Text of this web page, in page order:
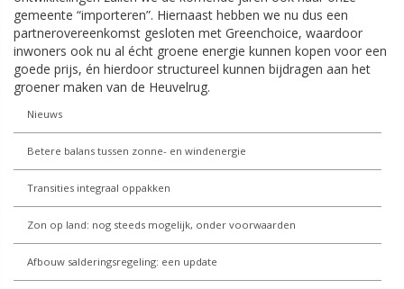
Nieuws
Betere balans tussen zonne- en windenergie
Transities integraal oppakken
Zon op land: nog steeds mogelijk, onder voorwaarden
Afbouw salderingsregeling: een update
gemeente “importeren”. Hiernaast hebben we nu dus een
partnerovereenkomst gesloten met Greenchoice, waardoor
inwoners ook nu al écht groene energie kunnen kopen voor een
goede prijs, én hierdoor structureel kunnen bijdragen aan het
groener maken van de Heuvelrug.